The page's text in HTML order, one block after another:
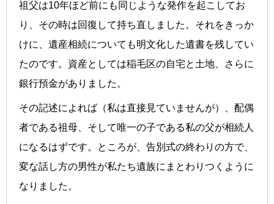
祖父は10年ほど前にも同じような発作を起こしてお
り、その時は回復して持ち直しました。それをきっか
けに、遺産相続についても明文化した遺書を残してい
たのです。資産としては稲毛区の自宅と土地、さらに
銀行預金がありました。
その記述によれば（私は直接見ていませんが）、配偶
者である祖母、そして唯一の子である私の父が相続人
になるはずです。ところが、告別式の終わりの方で、
変な話し方の男性が私たち遺族にまとわりつくように
なりました。